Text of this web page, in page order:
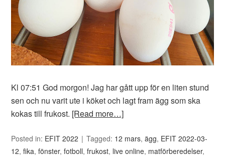
Kl 07:51 God morgon! Jag har gått upp för en liten stund
sen och nu varit ute i köket och lagt fram ägg som ska
kokas till frukost. [Read more…]
Posted in: EFIT 2022 Tagged: 12 mars,ägg, EFIT 2022-03-
12,fika,fönster,fotboll,frukost, live online, matförberedelser,